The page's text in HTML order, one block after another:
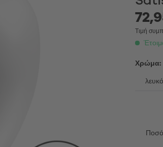
Κυπελλάκια περιόδου
Τιμή
Χρώμα: